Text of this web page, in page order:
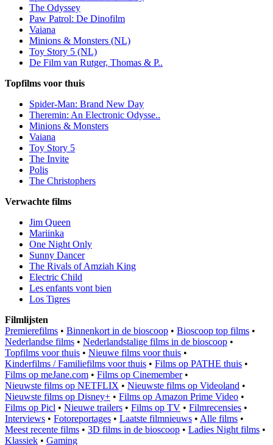
The Odyssey
Paw Patrol: De Dinofilm
Vaiana
Minions & Monsters (NL)
Toy Story 5 (NL)
De Film van Rutger, Thomas & P..
Topfilms voor thuis
Spider-Man: Brand New Day
Theremin: An Electronic Odysse..
Minions & Monsters
Vaiana
Toy Story 5
The Invite
Polis
The Christophers
Verwachte films
Jim Queen
Mariinka
One Night Only
Sunny Dancer
The Rivals of Amziah King
Electric Child
Les enfants vont bien
Los Tigres
Filmlijsten
Premierefilms • Binnenkort in de bioscoop • Bioscoop top films •
Nederlandse films • Nederlandstalige films in de bioscoop •
Topfilms voor thuis • Nieuwe films voor thuis •
Kinderfilms / Familiefilms voor thuis • Films op PATHE thuis •
Films op meJane.com • Films op Cinemember•
Nieuwste films op NETFLIX • Nieuwste films op Videoland •
Nieuwste films op Disney+ • Films op Amazon Prime Video •
Films op Picl • Nieuwe trailers • Films op TV • Filmrecensies •
Interviews • Fotoreportages • Laatste filmnieuws • Alle films •
Meest recente films • 3D films in de bioscoop • Ladies Night films •
Klassiek • Gaming